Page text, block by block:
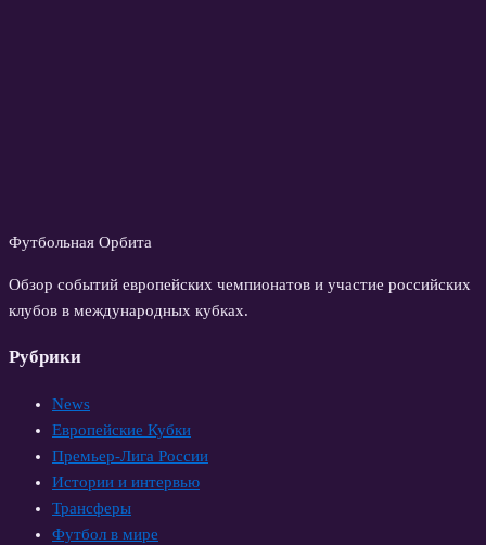
Футбольная Орбита
Обзор событий европейских чемпионатов и участие российских
клубов в международных кубках.
Рубрики
News
Европейские Кубки
Премьер-Лига России
Истории и интервью
Трансферы
Футбол в мире